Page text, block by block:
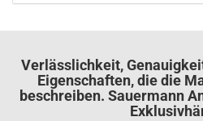
Verlässlichkeit,
Eigenschaften, die die
beschreiben. Sauermann